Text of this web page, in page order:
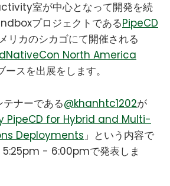
室が中心となって開発を続
プロジェクトであるPipeCD
リカのシカゴにて開催される
North America
スを出展をします。
ナーである@khanhtc1202が
PipeCD for Hybrid and Multi-
Deployments 」という内容で
5:25pm - 6:00pmで発表しま